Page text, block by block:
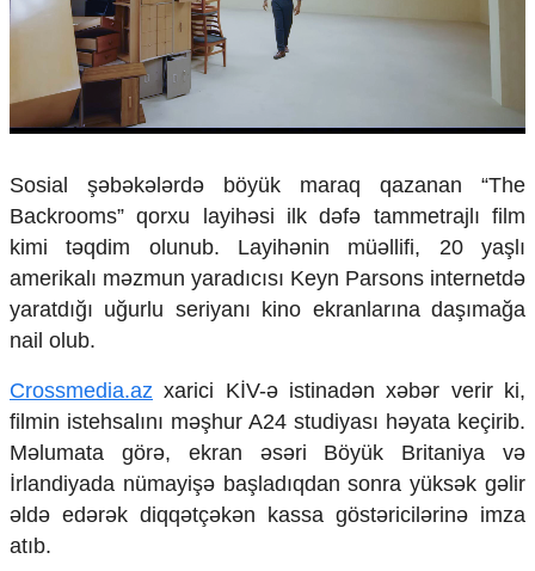
Siyasi
Geosiyasi
İqtisadi
Sosioloji
Araşdırma
Foto
Video
İnfoqrafika
Podcast
Humanitar
Mədəniyyət
Diaspor
Yüksəliş hekayəsi
Mədəniyyətimizin Zəfəri
Zəfər Diasporu
Səhiyyə
Ailə və uşaq
Sosial şəbəkələrdə böyük maraq qazanan “The
Backrooms” qorxu layihəsi ilk dəfə tammetrajlı film
kimi təqdim olunub. Layihənin müəllifi, 20 yaşlı
amerikalı məzmun yaradıcısı Keyn Parsons internetdə
yaratdığı uğurlu seriyanı kino ekranlarına daşımağa
nail olub.
Crossmedia.az xarici KİV-ə istinadən xəbər verir ki,
filmin istehsalını məşhur A24 studiyası həyata keçirib.
Məlumata görə, ekran əsəri Böyük Britaniya və
İrlandiyada nümayişə başladıqdan sonra yüksək gəlir
əldə edərək diqqətçəkən kassa göstəricilərinə imza
atıb.